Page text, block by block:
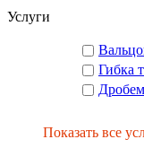
Услуги
Гибка
Показать все